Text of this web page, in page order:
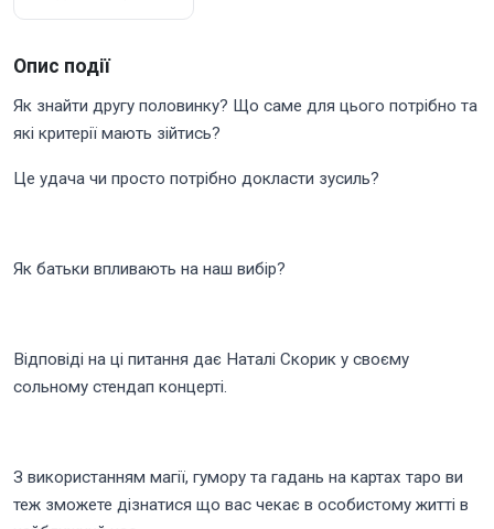
Опис події
Як знайти другу половинку? Що саме для цього потрібно та
які критерії мають зійтись?
Це удача чи просто потрібно докласти зусиль?
Як батьки впливають на наш вибір?
Відповіді на ці питання дає Наталі Скорик у своєму
сольному стендап концерті.
З використанням магії, гумору та гадань на картах таро ви
теж зможете дізнатися що вас чекає в особистому житті в